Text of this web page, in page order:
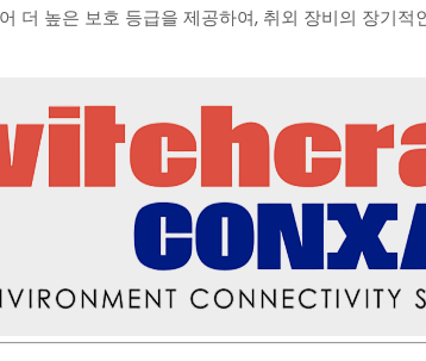
더 높은 보호 등급을 제공하여, 취외 장비의 장기적